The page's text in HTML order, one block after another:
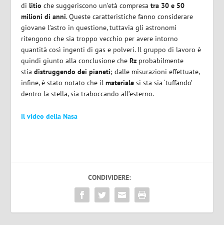
di litio che suggeriscono un’età compresatra 30 e 50
milioni di anni. Queste caratteristiche fanno considerare
giovane l’astro in questione, tuttavia gli astronomi
ritengono che sia troppo vecchio per avere intorno
quantità così ingenti di gas e polveri. Il gruppo di lavoro è
quindi giunto alla conclusione cheRz probabilmente
stiadistruggendo dei pianeti; dalle misurazioni effettuate,
infine, è stato notato che ilmateriale si sta sia ‘tuffando’
dentro la stella, sia traboccando all’esterno.
Il video della Nasa
CONDIVIDERE: